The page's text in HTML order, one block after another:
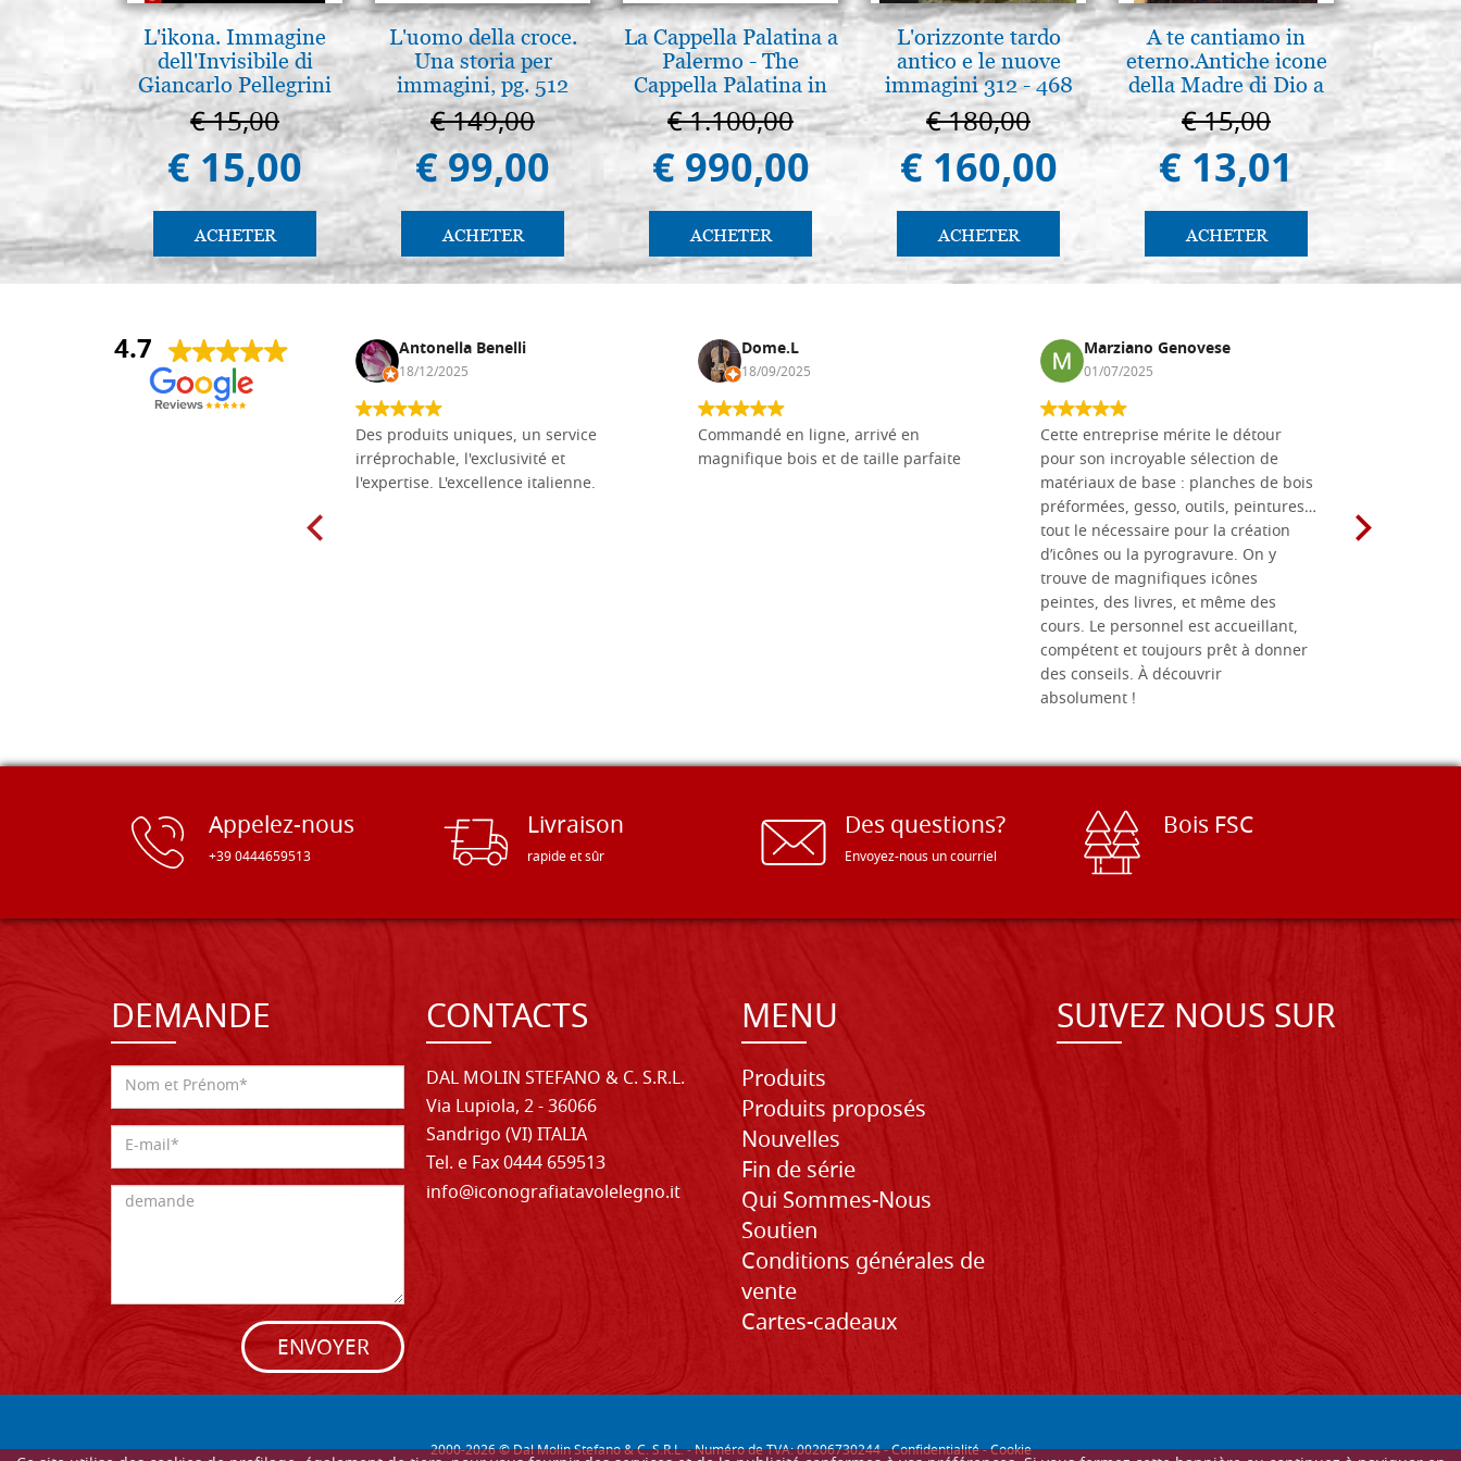
L'ikona. Immagine
dell'Invisibile di
Giancarlo Pellegrini
€ 15,00
€ 15,00
ACHETER
L'uomo della croce.
Una storia per
immagini, pg. 512
€ 149,00
€ 99,00
ACHETER
La Cappella Palatina a
Palermo - The
Cappella Palatina in
Palermo
€ 1.100,00
€ 990,00
ACHETER
L'orizzonte tardo
antico e le nuove
immagini 312 - 468
€ 180,00
€ 160,00
ACHETER
A te cantiamo in
eterno.Antiche icone
della Madre di Dio a
Vladimir e Suzdal
(libro-cal. 2019))
€ 15,00
€ 13,01
ACHETER
La
The
€
€
4.7
Daniel Vandewalle Antonella Benelli
18/12/2025
Des produits uniques, un service
irréprochable, l'exclusivité et
l'expertise. L'excellence italienne.
Dome.L
18/09/2025
Commandé en ligne, arrivé en
magnifique bois et de taille parfaite
Marziano Genovese
01/07/2025
Cette entreprise mérite le détour
pour son incroyable sélection de
matériaux de base : planches de bois
préformées, gesso, outils, peintures…
tout le nécessaire pour la création
d’icônes ou la pyrogravure. On y
trouve de magnifiques icônes
peintes, des livres, et même des
cours. Le personnel est accueillant,
compétent et toujours prêt à donner
des conseils. À découvrir
absolument !
Appelez-nous
+39 0444659513
Livraison
rapide et sûr
Des questions?
Envoyez-nous un courriel
Bois FSC
DEMANDE
ENVOYER
CONTACTS
DAL MOLIN STEFANO & C. S.R.L.
Via Lupiola, 2 - 36066
Sandrigo (VI) ITALIA
Tel. e Fax 0444 659513
info@iconografiatavolelegno.it
MENU
Produits
Produits proposés
Nouvelles
Fin de série
Qui Sommes-Nous
Soutien
Conditions générales de
vente
Cartes-cadeaux
SUIVEZ NOUS SUR
2000-2026© Dal Molin Stefano & C. S.R.L. - Numéro de TVA: 00206730244 -Confidentialité-Cookie